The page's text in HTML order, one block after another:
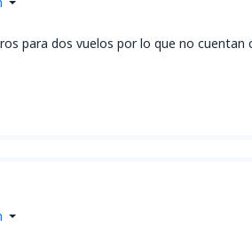
para dos vuelos por lo que no cuentan